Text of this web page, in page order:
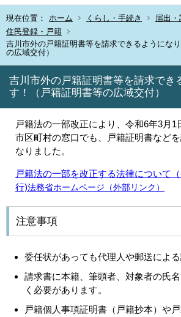
現在位置： ホーム くらし・手続き
届出・
住民登録・戸籍
吉川市外の戸籍証明書等を請求できるようにな
の広域交付）
吉川市外の戸籍証明書等を請求でき
す！（戸籍証明書等の広域交付）
戸籍法の一部改正により、令和6年3月
市区町村の窓口でも、戸籍証明書など
なりました。
戸籍法の一部を改正する法律について
行)法務省ホームページ（外部リンク）
注意事項
委任状があっても代理人や郵送によ
請求書に本籍、筆頭者、対象者の氏
く必要があります。
戸籍個人事項証明書（戸籍抄本）や